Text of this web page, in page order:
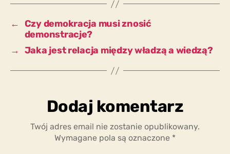
← Czy demokracja musi znosić
demonstracje?
→ Jaka jest relacja między władzą a wiedzą?
Dodaj komentarz
Twój adres email nie zostanie opublikowany.
Wymagane pola są oznaczone *